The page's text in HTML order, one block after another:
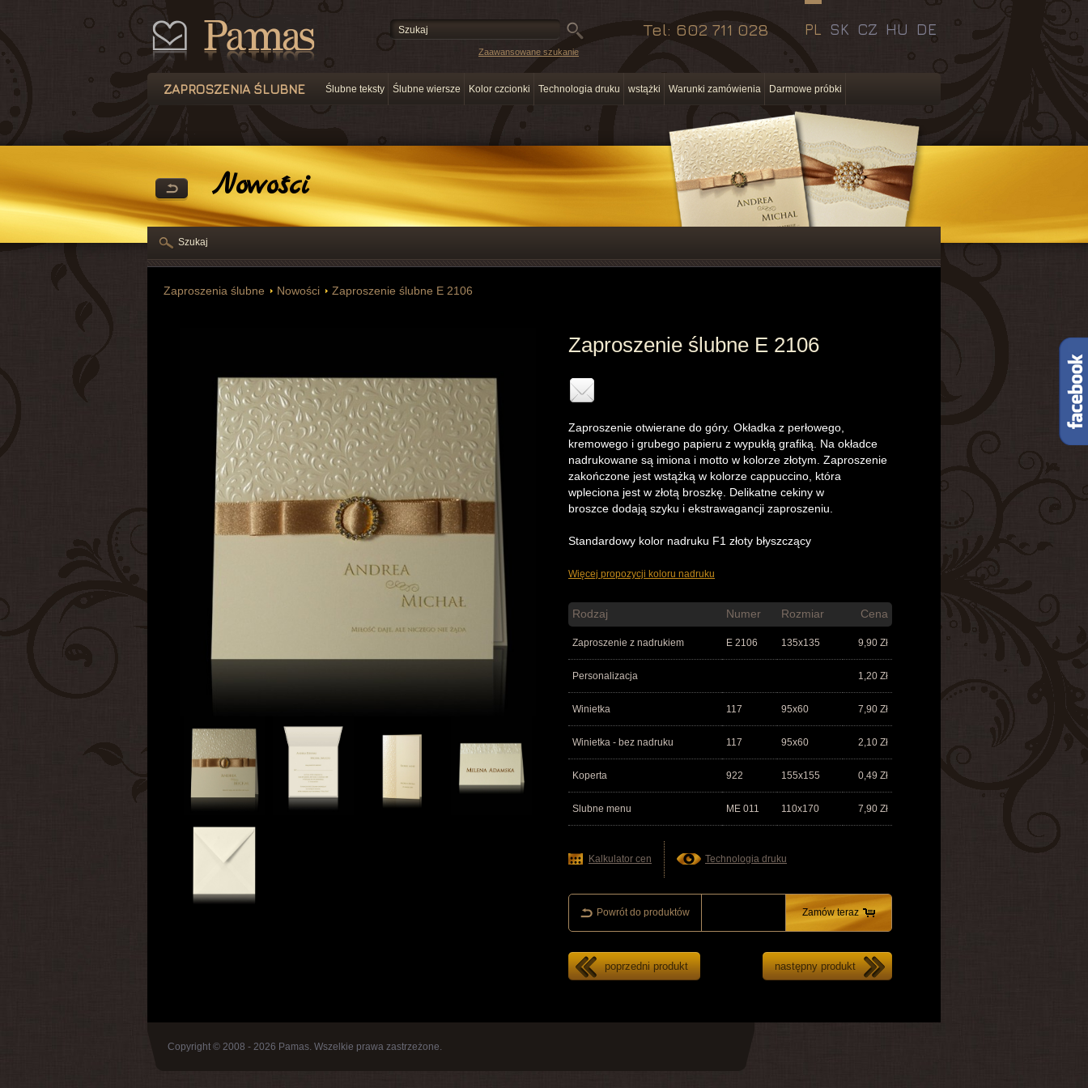
Nowości
Tel: 602 711 028 DE
HU
CZ
SK
PL
ZAPROSZENIA ŚLUBNE Ślubne teksty Ślubne wiersze Kolor czcionki Technologia druku wstążki Warunki zamówienia Darmowe próbki
Zaawansowane szukanie
Zaproszenia ślubne Nowości Zaproszenie ślubne E 2106
Zaproszenie ślubne E 2106
Zaproszenie otwierane do góry. Okładka z perłowego,
kremowego i grubego papieru z wypukłą grafiką. Na okładce
nadrukowane są imiona i motto w kolorze złotym. Zaproszenie
zakończone jest wstążką w kolorze cappuccino, która
wpleciona jest w złotą broszkę. Delikatne cekiny w
broszce dodają szyku i ekstrawagancji zaproszeniu.
Standardowy kolor nadruku F1 złoty błyszczący
Więcej propozycji koloru nadruku
Rodzaj Numer Rozmiar Cena
Zaproszenie z nadrukiem E 2106 135x135 9,90 Zł
Personalizacja 1,20 Zł
Winietka 117 95x60 7,90 Zł
Winietka - bez nadruku 117 95x60 2,10 Zł
Koperta 922 155x155 0,49 Zł
Slubne menu ME 011 110x170 7,90 Zł
Kalkulator cen Technologia druku
Powrót do produktów Zamów teraz
poprzedni produkt następny produkt
Szukaj
Copyright © 2008 - 2026 Pamas. Wszelkie prawa zastrzeżone.